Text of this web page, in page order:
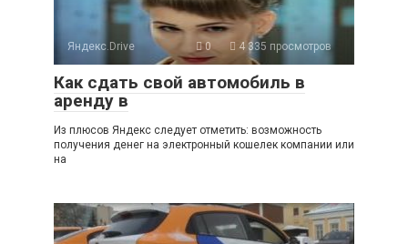
Яндекс.Drive 0 4 335 просмотров
Как сдать свой автомобиль в
аренду в
Из плюсов Яндекс следует отметить: возможность
получения денег на электронный кошелек компании или
на